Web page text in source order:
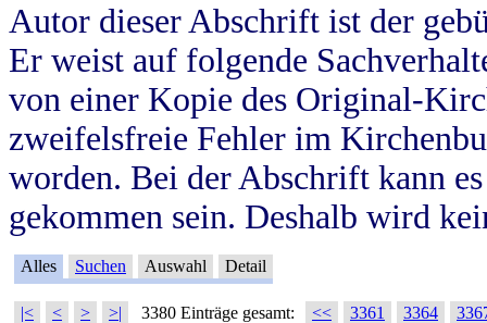
Autor dieser Abschrift ist der
Er weist auf folgende
von einer Kopie des Original-
zweifelsfreie Fehler im
worden. Bei der Abschrift kann
gekommen sein. Deshalb wird
Alles Suchen Auswahl Detail
|< < > >| 3380 Einträge gesamt: << 3361 3364